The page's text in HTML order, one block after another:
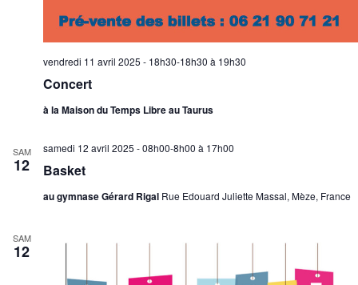
Concert
vendredi 11 avril 2025 - 18h30-18h30 à 19h30
à la Maison du Temps Libre au Taurus
SAM
12 Basket
samedi 12 avril 2025 - 08h00-8h00 à 17h00
au gymnase Gérard Rigal Rue Edouard Juliette Massal, Mèze, France
SAM
12